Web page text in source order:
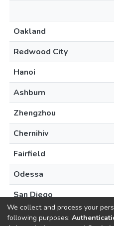
Oakland
Redwood City
Hanoi
Ashburn
Zhengzhou
Chernihiv
Fairfield
Odessa
San Diego
We collect and process your
following purposes: